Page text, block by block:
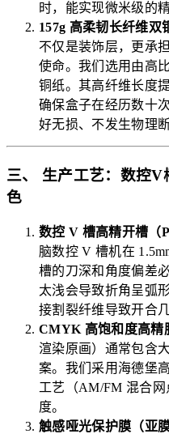
时，能实现微米级的
157g 高柔韧长纤维双
不仅是装饰层，更承
使命。我们选用由高
铜纸。其高纤维长度
确保盒子在经历数十
好无损、不发生物理断
三、 生产工艺：数控
色
数控 V 槽高精开槽（
脑数控 V 槽机在
槽的刀深和角度偏差
太浅会导致折角呈弧
接割裂纤维导致开合
CMYK 高饱和度高精
渲染原画）通常包含
案。我们采用海德堡
工艺（AM/FM 混合
度。
触感哑光保护膜（亚膜